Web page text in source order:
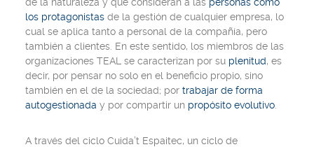
los protagonistas de la gestión de cualquier empresa, lo
cual se aplica tanto a personal de la compañía, pero
también a clientes. En este sentido, los miembros de las
organizaciones TEAL se caracterizan por su plenitud, es
decir, por pensar no solo en el beneficio propio, sino
también en el de la sociedad; por trabajar de forma
autogestionada y por compartir un propósito evolutivo
A través del ciclo Cuida’t Espaitec, un ciclo de